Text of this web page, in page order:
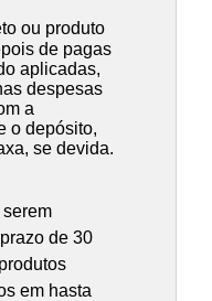
ou produto
de pagas
aplicadas,
despesas
a
o depósito,
se devida.
de 30
em hasta